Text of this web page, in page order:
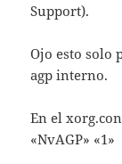
Support).
Ojo esto solo
agp interno.
En el
«NvAGP» «1»